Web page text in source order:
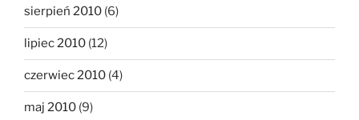
sierpień 2010 (6)
lipiec 2010 (12)
czerwiec 2010 (4)
maj 2010 (9)